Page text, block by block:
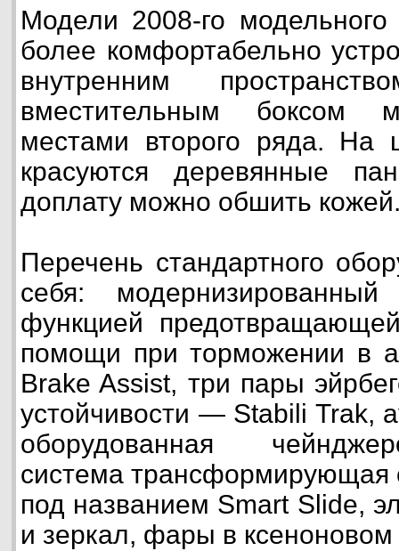
Модели 2008-го модельного
более комфортабельно
внутренним
вместительным боксом
местами второго ряда. На
красуются деревянные
доплату можно обшить
Перечень стандартного
себя:
функцией
помощи при торможении в
Brake Assist, три пары
устойчивости — Stabili Trak,
оборудованная
система трансформирующая
под названием Smart Slide,
и зеркал, фары в